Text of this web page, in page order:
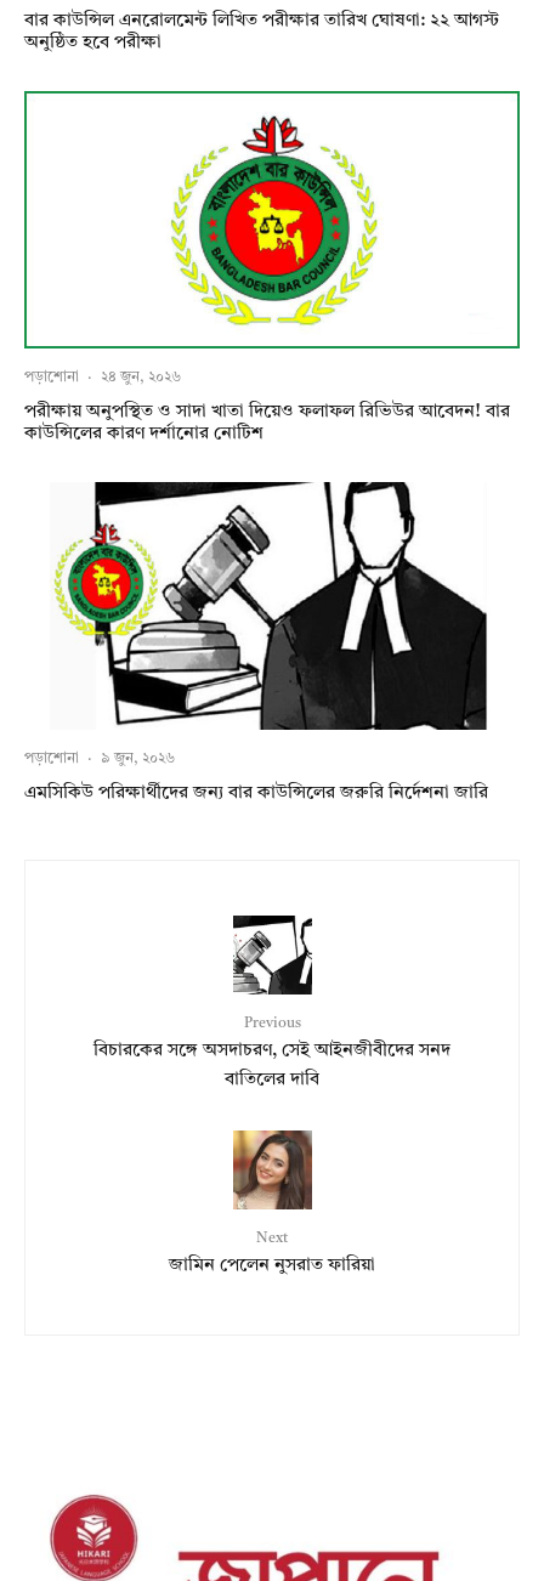
বার কাউন্সিল এনরোলমেন্ট লিখিত পরীক্ষার তারিখ ঘোষণা: ২২ আগস্ট
অনুষ্ঠিত হবে পরীক্ষা
পড়াশোনা · ২৪ জুন, ২০২৬
পরীক্ষায় অনুপস্থিত ও সাদা খাতা দিয়েও ফলাফল রিভিউর আবেদন! বার
কাউন্সিলের কারণ দর্শানোর নোটিশ
পড়াশোনা · ৯ জুন, ২০২৬
এমসিকিউ পরিক্ষার্থীদের জন্য বার কাউন্সিলের জরুরি নির্দেশনা জারি
Previous
বিচারকের সঙ্গে অসদাচরণ, সেই আইনজীবীদের সনদ
বাতিলের দাবি
Next
জামিন পেলেন নুসরাত ফারিয়া